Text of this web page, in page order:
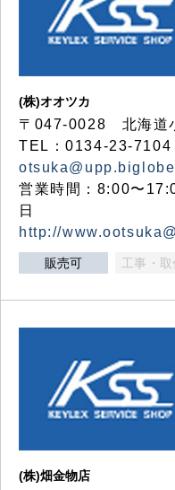
(株)オオツカ
〒047-0028 北海道
TEL：0134-23-
営業時間：8:00〜
日
http://
販売可 工事・取
(株)畑金物店